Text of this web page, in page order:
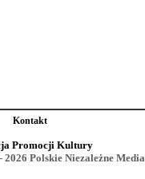
Kontakt
Promocji Kultury
Polskie Niezależne Media